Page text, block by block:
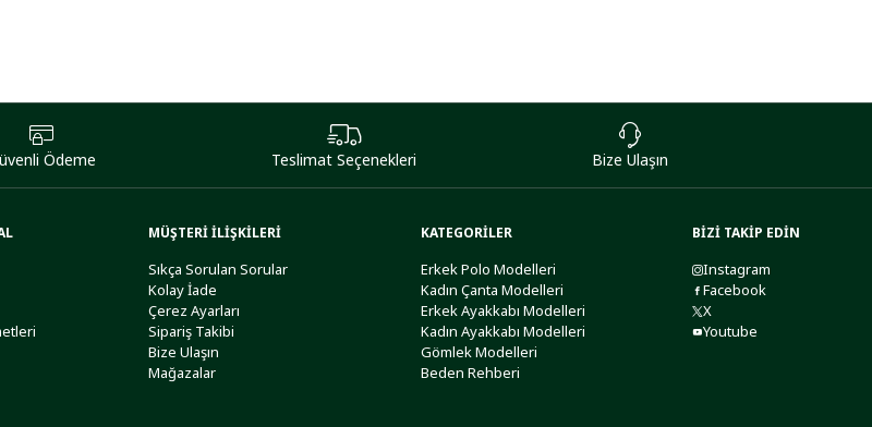
Ödeme Teslimat Seçenekleri Bize Ulaşın
MÜŞTERİ İLİŞKİLERİ
Sıkça Sorulan Sorular
Kolay İade
Çerez Ayarları
Sipariş Takibi
Bize Ulaşın
Mağazalar
KATEGORİLER
Erkek Polo Modelleri
Kadın Çanta Modelleri
Erkek Ayakkabı Modelleri
Kadın Ayakkabı Modelleri
Gömlek Modelleri
Beden Rehberi
BİZİ TAKİP EDİN
Instagram
Facebook
X
Youtube